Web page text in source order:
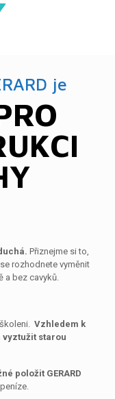
je
Přiznejme si to,
rozhodnete vyměnit
a bez cavyků.
Vzhledem k
vyztužit starou
položit GERARD